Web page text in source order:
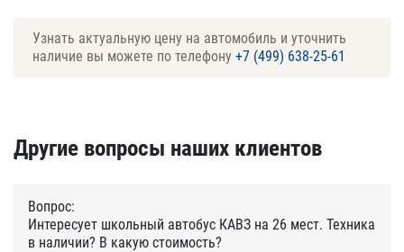
Узнать актуальную цену на автомобиль и уточнить
наличие вы можете по телефону +7 (499) 638-25-61
Другие вопросы наших клиентов
Вопрос:
Интересует школьный автобус КАВЗ на 26 мест. Техника
в наличии? В какую стоимость?